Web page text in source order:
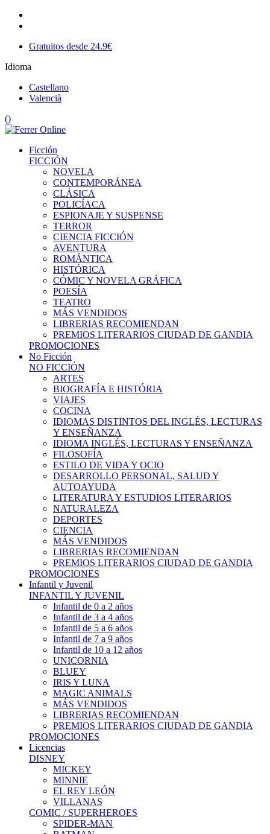
Gratuitos desde 24.9€
Idioma
Castellano
Valencià
()
Ficción
FICCIÓN
NOVELA
CONTEMPORÁNEA
CLÁSICA
POLICÍACA
ESPIONAJE Y SUSPENSE
TERROR
CIENCIA FICCIÓN
AVENTURA
ROMÁNTICA
HISTÓRICA
CÓMIC Y NOVELA GRÁFICA
POESÍA
TEATRO
MÁS VENDIDOS
LIBRERIAS RECOMIENDAN
PREMIOS LITERARIOS CIUDAD DE GANDIA
PROMOCIONES
No Ficción
NO FICCIÓN
ARTES
BIOGRAFÍA E HISTÓRIA
VIAJES
COCINA
IDIOMAS DISTINTOS DEL INGLÉS, LECTURAS
Y ENSEÑANZA
IDIOMA INGLÉS, LECTURAS Y ENSEÑANZA
FILOSOFÍA
ESTILO DE VIDA Y OCIO
DESARROLLO PERSONAL, SALUD Y
AUTOAYUDA
LITERATURA Y ESTUDIOS LITERARIOS
NATURALEZA
DEPORTES
CIENCIA
MÁS VENDIDOS
LIBRERIAS RECOMIENDAN
PREMIOS LITERARIOS CIUDAD DE GANDIA
PROMOCIONES
Infantil y Juvenil
INFANTIL Y JUVENIL
Infantil de 0 a 2 años
Infantil de 3 a 4 años
Infantil de 5 a 6 años
Infantil de 7 a 9 años
Infantil de 10 a 12 años
UNICORNIA
BLUEY
IRIS Y LUNA
MAGIC ANIMALS
MÁS VENDIDOS
LIBRERIAS RECOMIENDAN
PREMIOS LITERARIOS CIUDAD DE GANDIA
PROMOCIONES
Licencias
DISNEY
MICKEY
MINNIE
EL REY LEÓN
VILLANAS
COMIC / SUPERHEROES
SPIDER-MAN